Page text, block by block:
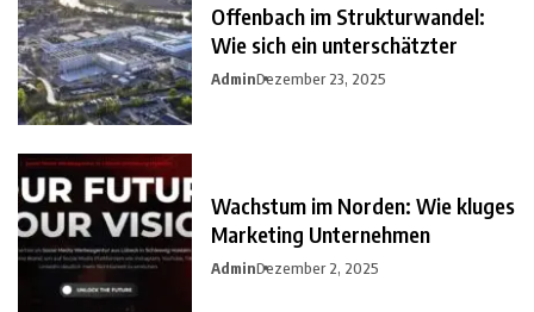
Offenbach im Strukturwandel:
Wie sich ein unterschätzter
AdminDezember 23, 2025
Wachstum im Norden: Wie kluges
Marketing Unternehmen
AdminDezember 2, 2025